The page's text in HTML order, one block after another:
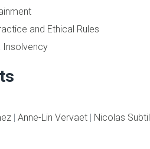
and Ethical Rules
Insolvency
| Anne-Lin Vervaet | Nicolas Subtil